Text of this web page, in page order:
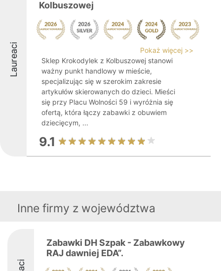
Laureaci
Kolbuszowej
Pokaż więcej >>
Sklep Krokodylek z Kolbuszowej stanowi
ważny punkt handlowy w mieście,
specjalizując się w szerokim zakresie
artykułów skierowanych do dzieci. Mieści
się przy Placu Wolności 59 i wyróżnia się
ofertą, która łączy zabawki z obuwiem
dziecięcym, ...
9.1
Inne firmy z województwa
Zabawki DH Szpak - Zabawkowy
RAJ dawniej EDA”.